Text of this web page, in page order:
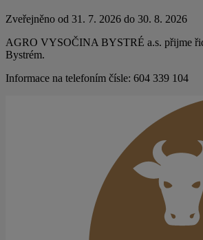
Zveřejněno od 31. 7. 2026 do 30. 8. 2026
AGRO VYSOČINA BYSTRÉ a.s. přijme
Bystrém.
Informace na telefoním čísle: 604 339 104